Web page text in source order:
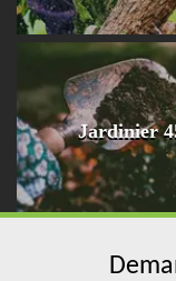
Jardinier